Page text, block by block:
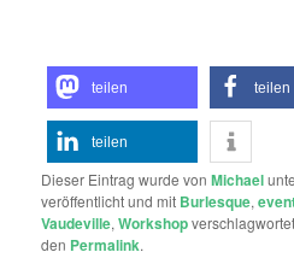
teilen teilen
teilen
Dieser Eintrag wurde vonMichael
veröffentlicht und mit Burlesque,
Vaudeville,Workshop
den Permalink.